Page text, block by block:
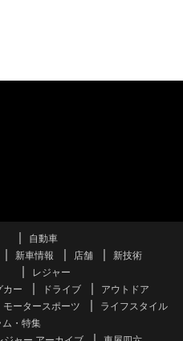
自動車
新車情報 店舗
新技術
レジャー
カー
ドライブ
アウトドア
モータースポーツ
ライフスタイル
ム・特集